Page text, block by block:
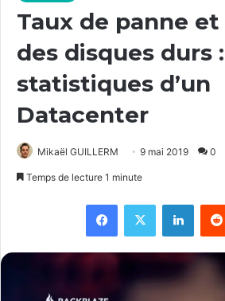
Taux de panne
des disques durs
statistiques d’un
Datacenter
Mikaël GUILLERM 9 mai 2019 0
Temps de lecture 1 minute
Facebook
X